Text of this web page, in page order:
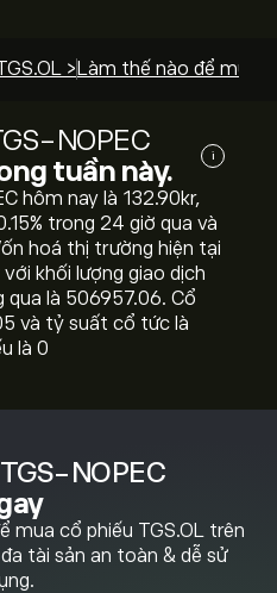
NOPEC
mua cổ phiếu TGS.OL trên
tài sản an toàn & dễ sử
> Làm thế nào để mua?
NOPEC
tuần này.
i
hôm nay là 132.90‎kr‎,
trong 24 giờ qua và
hoá thị trường hiện tại
khối lượng giao dịch
là 506957.06. Cổ
và tỷ suất cổ tức là
là 0